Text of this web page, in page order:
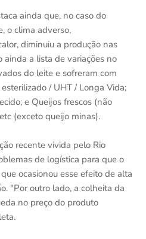
ainda que, no caso do
o clima adverso,
diminuiu a produção nas
ainda a lista de variações no
do leite e sofreram com
/ UHT / Longa Vida;
e Queijos frescos (não
(exceto queijo minas).
recente vivida pelo Rio
de logística para que o
ocasionou esse efeito de alta
"Por outro lado, a colheita da
no preço do produto